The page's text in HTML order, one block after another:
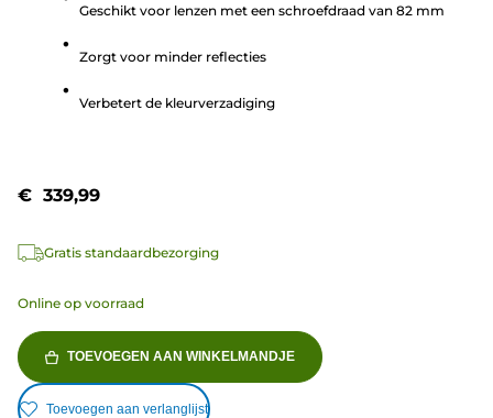
sterren.
Geschikt voor lenzen met een schroefdraad van 82 mm
Zorgt voor minder reflecties
Verbetert de kleurverzadiging
€ 339,99
Gratis standaardbezorging
Online op voorraad
TOEVOEGEN AAN WINKELMANDJE
Toevoegen aan verlanglijst